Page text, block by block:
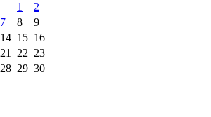
1
2
7 8
9
14 15 16
21 22 23
28 29 30